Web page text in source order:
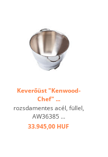
Keverőüst "Kenwood-
Chef" ...
rozsdamentes acél, füllel,
AW36385 ...
33.945,00 HUF